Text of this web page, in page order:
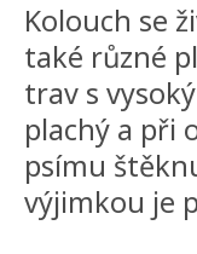
Kolouch se
také různé
trav s
plachý a při
psímu
výjimkou je